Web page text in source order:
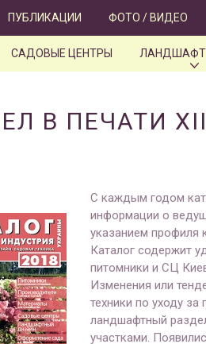
ПУБЛИКАЦИИ ФОТО / ВИДЕО
САДОВЫЕ ЦЕНТРЫ ЛАНДШАФТ
В ПЕЧАТИ
С каждым годом
информации о
указанием профиля
Каталог содержит
питомники и СЦ
Изменения или
техники по уходу
ландшафтный
участками.